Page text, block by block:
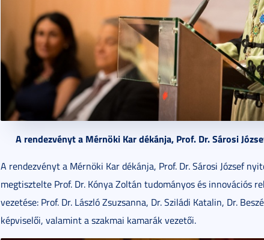
A rendezvényt a Mérnöki Kar dékánja, Prof. Dr. Sárosi
A rendezvényt a Mérnöki Kar dékánja, Prof. Dr. Sárosi József
megtisztelte Prof. Dr. Kónya Zoltán tudományos és innovációs
vezetése: Prof. Dr. László Zsuzsanna, Dr. Sziládi Katalin, Dr.
képviselői, valamint a szakmai kamarák vezetői.